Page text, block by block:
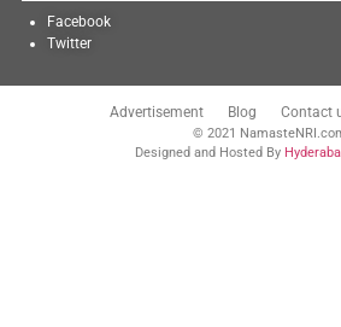
Facebook
Twitter
Advertisement Blog Contact
© 2021
Designed and Hosted By